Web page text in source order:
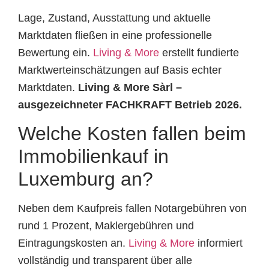
Lage, Zustand, Ausstattung und aktuelle
Marktdaten fließen in eine professionelle
Bewertung ein. Living & More erstellt fundierte
Marktwerteinschätzungen auf Basis echter
Marktdaten. Living & More Sàrl –
ausgezeichneter FACHKRAFT Betrieb 2026.
Welche Kosten fallen beim
Immobilienkauf in
Luxemburg an?
Neben dem Kaufpreis fallen Notargebühren von
rund 1 Prozent, Maklergebühren und
Eintragungskosten an. Living & More informiert
vollständig und transparent über alle